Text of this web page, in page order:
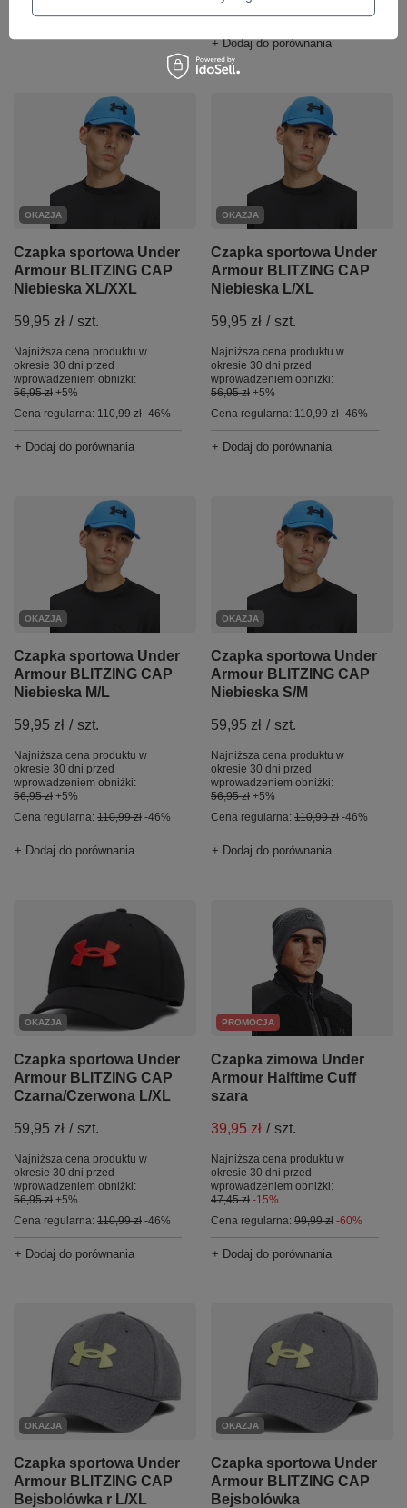
+ Dodaj do porównania
OKAZJA
Czapka sportowa Under
Armour BLITZING CAP
Niebieska XL/XXL
59,95 zł / szt.
Najniższa cena produktu w
okresie 30 dni przed
wprowadzeniem obniżki:
56,95 zł +5%
Cena regularna: 110,99 zł -46%
+ Dodaj do porównania
OKAZJA
Czapka sportowa Under
Armour BLITZING CAP
Niebieska L/XL
59,95 zł / szt.
Najniższa cena produktu w
okresie 30 dni przed
wprowadzeniem obniżki:
56,95 zł +5%
Cena regularna: 110,99 zł -46%
+ Dodaj do porównania
OKAZJA
Czapka sportowa Under
Armour BLITZING CAP
Niebieska M/L
59,95 zł / szt.
Najniższa cena produktu w
okresie 30 dni przed
wprowadzeniem obniżki:
56,95 zł +5%
Cena regularna: 110,99 zł -46%
+ Dodaj do porównania
OKAZJA
Czapka sportowa Under
Armour BLITZING CAP
Niebieska S/M
59,95 zł / szt.
Najniższa cena produktu w
okresie 30 dni przed
wprowadzeniem obniżki:
56,95 zł +5%
Cena regularna: 110,99 zł -46%
+ Dodaj do porównania
OKAZJA
Czapka sportowa Under
Armour BLITZING CAP
Czarna/Czerwona L/XL
59,95 zł / szt.
Najniższa cena produktu w
okresie 30 dni przed
wprowadzeniem obniżki:
56,95 zł +5%
Cena regularna: 110,99 zł -46%
+ Dodaj do porównania
PROMOCJA
Czapka zimowa Under
Armour Halftime Cuff
szara
39,95 zł / szt.
Najniższa cena produktu w
okresie 30 dni przed
wprowadzeniem obniżki:
47,45 zł -15%
Cena regularna: 99,99 zł -60%
+ Dodaj do porównania
OKAZJA
Czapka sportowa Under
Armour BLITZING CAP
Bejsbolówka r L/XL
OKAZJA
Czapka sportowa Under
Armour BLITZING CAP
Bejsbolówka